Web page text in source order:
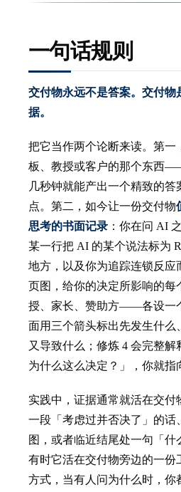
一句话规则
交付物永远不是答案。交付物
据。
把它当作两个论断来读。第一
板、教授或客户的那个东西
几秒钟就能产出一个精致的
点。第二，如今让一份交付物
思考的书面记录 ：你在问 AI
某一行把 AI 的某个说法标为
地方，以及你为追踪连锁反应
页图，给你的决定所影响的
授、家长、赞助方——各设一
面用三个箭头标出先发生什么
又导致什么；修炼 4 会完整
为什么这么决定？」，你就指
实践中，证据通常就活在交付
一段「考虑过并否决了」的话
图，或者临近结尾处一句「什
有时它活在交付物旁边的一份
方式，当有人问为什么时，你